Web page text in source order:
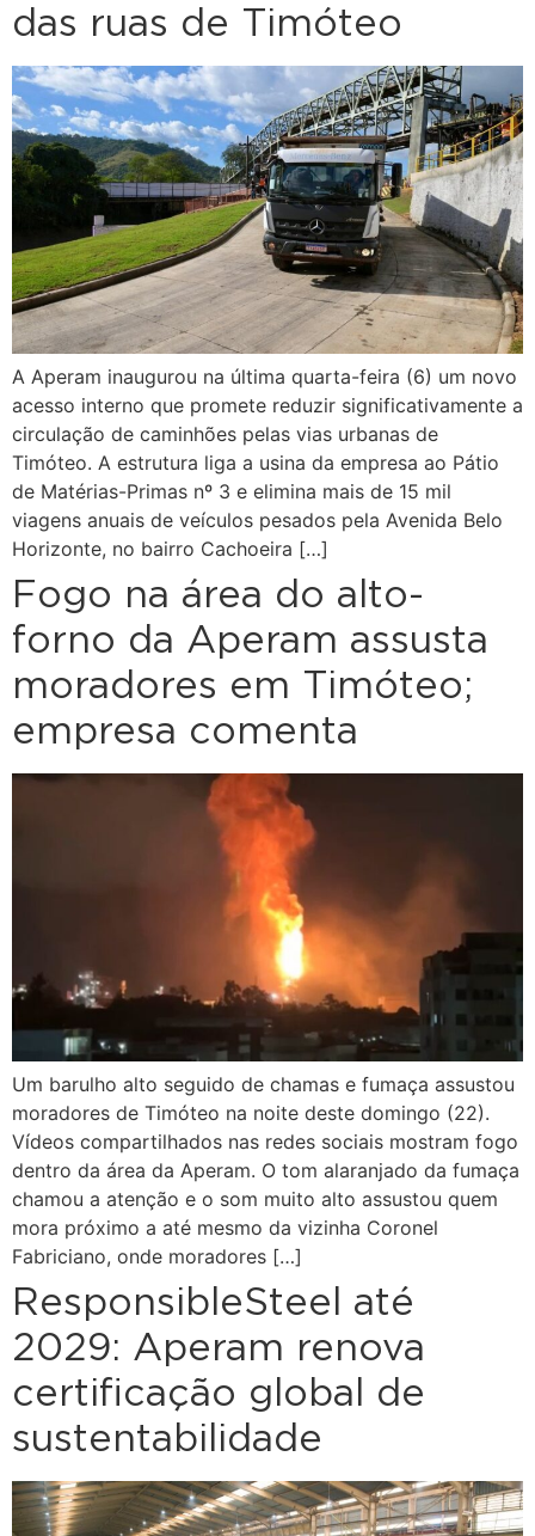
das ruas de Timóteo
A Aperam inaugurou na última quarta-feira (6) um novo
acesso interno que promete reduzir significativamente a
circulação de caminhões pelas vias urbanas de
Timóteo. A estrutura liga a usina da empresa ao Pátio
de Matérias-Primas nº 3 e elimina mais de 15 mil
viagens anuais de veículos pesados pela Avenida Belo
Horizonte, no bairro Cachoeira […]
Fogo na área do alto-
forno da Aperam assusta
moradores em Timóteo;
empresa comenta
Um barulho alto seguido de chamas e fumaça assustou
moradores de Timóteo na noite deste domingo (22).
Vídeos compartilhados nas redes sociais mostram fogo
dentro da área da Aperam. O tom alaranjado da fumaça
chamou a atenção e o som muito alto assustou quem
mora próximo a até mesmo da vizinha Coronel
Fabriciano, onde moradores […]
ResponsibleSteel até
2029: Aperam renova
certificação global de
sustentabilidade